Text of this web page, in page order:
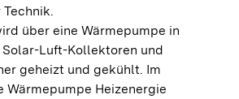
über eine Wärmepumpe in
Luft-Kollektoren und
geheizt und gekühlt. Im
Heizenergie